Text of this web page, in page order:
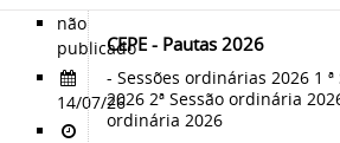
não
publicado
14/07/26
CEPE - Pautas 2026
- Sessões ordinárias 2026 1
2026 2ª Sessão ordinária
ordinária 2026